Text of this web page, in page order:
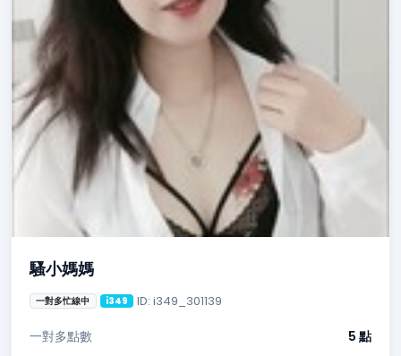
騷小媽媽
一對多忙線中 i349 ID: i349_301139
一對多點數 5 點